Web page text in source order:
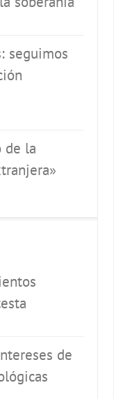
seguimos
de la
de